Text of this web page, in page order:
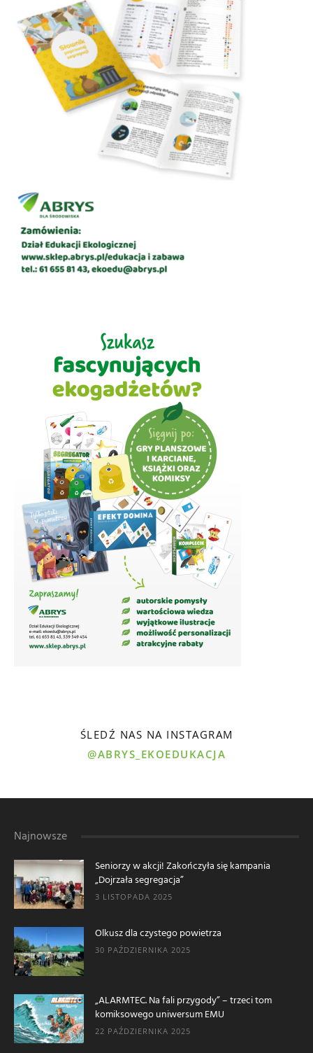
ŚLEDŹ NAS NA INSTAGRAM
@ABRYS_EKOEDUKACJA
Najnowsze
Seniorzy w akcji! Zakończyła się kampania
„Dojrzała segregacja”
3 LISTOPADA 2025
Olkusz dla czystego powietrza
30 PAŹDZIERNIKA 2025
„ALARMTEC. Na fali przygody” – trzeci tom
komiksowego uniwersum EMU
22 PAŹDZIERNIKA 2025